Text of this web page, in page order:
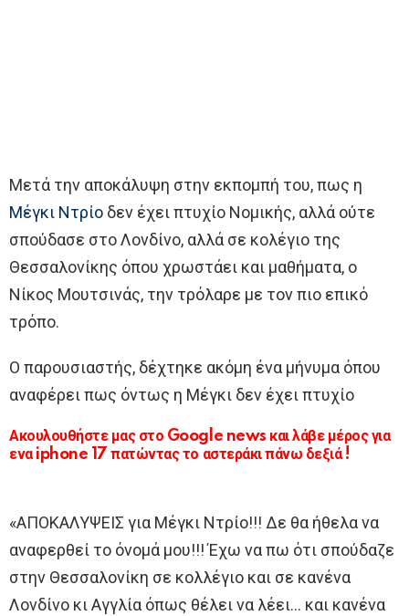
Μετά την αποκάλυψη στην εκπομπή του, πως η
Μέγκι Ντρίο δεν έχει πτυχίο Νομικής, αλλά ούτε
σπούδασε στο Λονδίνο, αλλά σε κολέγιο της
Θεσσαλονίκης όπου χρωστάει και μαθήματα, ο
Νίκος Μουτσινάς, την τρόλαρε με τον πιο επικό
τρόπο.
Ο παρουσιαστής, δέχτηκε ακόμη ένα μήνυμα όπου
αναφέρει πως όντως η Μέγκι δεν έχει πτυχίo
Ακουλουθήστε μας στο Google news και λάβε μέρος για
ενα iphone 17 πατώντας το αστεράκι πάνω δεξιά !
«ΑΠΟΚΑΛΥΨΕΙΣ για Μέγκι Ντρίο!!! Δε θα ήθελα να
αναφερθεί το όνομά μου!!! Έχω να πω ότι σπούδαζε
στην Θεσσαλονίκη σε κολλέγιο και σε κανένα
Λονδίνο κι Αγγλία όπως θέλει να λέει… και κανένα